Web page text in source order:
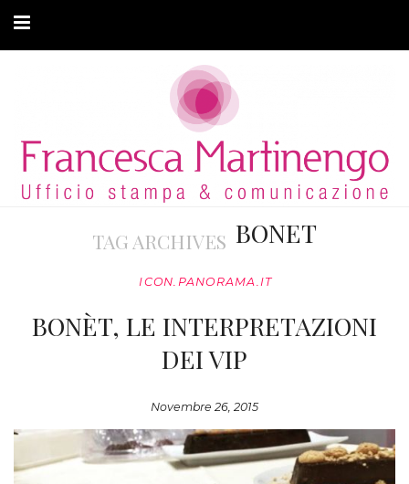
ARTICOLI
MODA ADATTIVA
CONTATTITAG ARCHIVES BONET
ICON.PANORAMA.IT
BONÈT, LE INTERPRETAZIONI
DEI VIP
Novembre 26, 2015